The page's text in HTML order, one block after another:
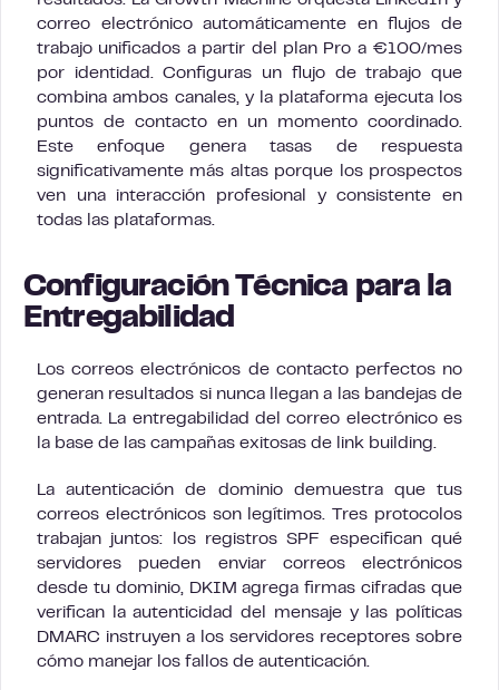
correo electrónico automáticamente en flujos de
trabajo unificados a partir del plan Pro a €100/mes
por identidad. Configuras un flujo de trabajo que
combina ambos canales, y la plataforma ejecuta los
puntos de contacto en un momento coordinado.
Este enfoque genera tasas de respuesta
significativamente más altas porque los prospectos
ven una interacción profesional y consistente en
todas las plataformas.
Configuración Técnica para la
Entregabilidad
Los correos electrónicos de contacto perfectos no
generan resultados si nunca llegan a las bandejas de
entrada. La entregabilidad del correo electrónico es
la base de las campañas exitosas de link building.
La autenticación de dominio demuestra que tus
correos electrónicos son legítimos. Tres protocolos
trabajan juntos: los registros SPF especifican qué
servidores pueden enviar correos electrónicos
desde tu dominio, DKIM agrega firmas cifradas que
verifican la autenticidad del mensaje y las políticas
DMARC instruyen a los servidores receptores sobre
cómo manejar los fallos de autenticación.